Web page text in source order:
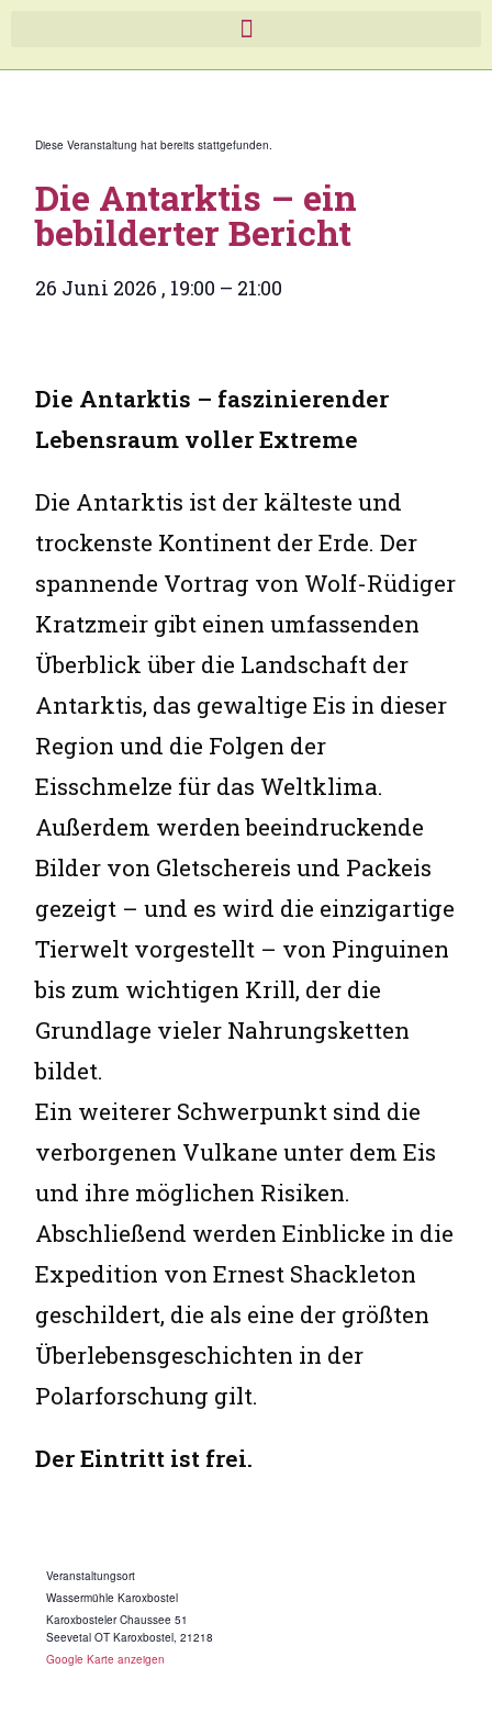
Diese Veranstaltung hat bereits stattgefunden.
Die Antarktis – ein
bebilderter Bericht
26 Juni 2026 , 19:00 – 21:00
Die Antarktis – faszinierender
Lebensraum voller Extreme
Die Antarktis ist der kälteste und
trockenste Kontinent der Erde. Der
spannende Vortrag von Wolf-Rüdiger
Kratzmeir gibt einen umfassenden
Überblick über die Landschaft der
Antarktis, das gewaltige Eis in dieser
Region und die Folgen der
Eisschmelze für das Weltklima.
Außerdem werden beeindruckende
Bilder von Gletschereis und Packeis
gezeigt – und es wird die einzigartige
Tierwelt vorgestellt – von Pinguinen
bis zum wichtigen Krill, der die
Grundlage vieler Nahrungsketten
bildet.
Ein weiterer Schwerpunkt sind die
verborgenen Vulkane unter dem Eis
und ihre möglichen Risiken.
Abschließend werden Einblicke in die
Expedition von Ernest Shackleton
geschildert, die als eine der größten
Überlebensgeschichten in der
Polarforschung gilt.
Der Eintritt ist frei.
Veranstaltungsort
Wassermühle Karoxbostel
Karoxbosteler Chaussee 51
Seevetal OT Karoxbostel, 21218
Google Karte anzeigen